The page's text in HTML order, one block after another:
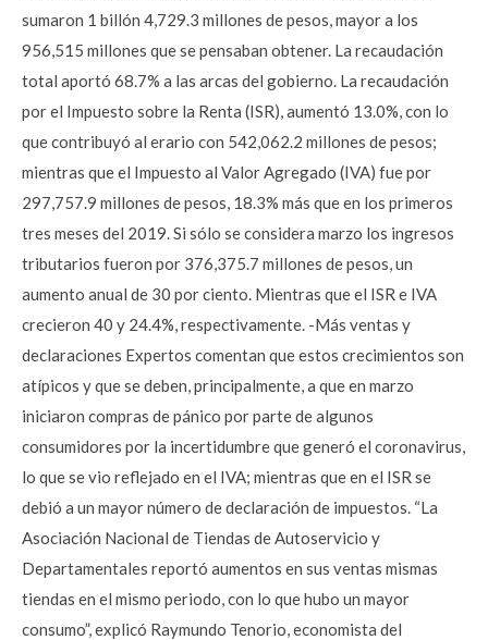
sumaron 1 billón 4,729.3 millones de pesos, mayor a los
956,515 millones que se pensaban obtener. La recaudación
total aportó 68.7% a las arcas del gobierno. La recaudación
por el Impuesto sobre la Renta (ISR), aumentó 13.0%, con lo
que contribuyó al erario con 542,062.2 millones de pesos;
mientras que el Impuesto al Valor Agregado (IVA) fue por
297,757.9 millones de pesos, 18.3% más que en los primeros
tres meses del 2019. Si sólo se considera marzo los ingresos
tributarios fueron por 376,375.7 millones de pesos, un
aumento anual de 30 por ciento. Mientras que el ISR e IVA
crecieron 40 y 24.4%, respectivamente. -Más ventas y
declaraciones Expertos comentan que estos crecimientos son
atípicos y que se deben, principalmente, a que en marzo
iniciaron compras de pánico por parte de algunos
consumidores por la incertidumbre que generó el coronavirus,
lo que se vio reflejado en el IVA; mientras que en el ISR se
debió a un mayor número de declaración de impuestos. “La
Asociación Nacional de Tiendas de Autoservicio y
Departamentales reportó aumentos en sus ventas mismas
tiendas en el mismo periodo, con lo que hubo un mayor
consumo”, explicó Raymundo Tenorio, economista del